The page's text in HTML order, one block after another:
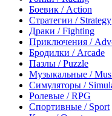
Боевик / Action
Стратегии / Strategy
Драки / Fighting
Приключения /
Бродилки / Arcade
Пазлы / Puzzle
Музыкальные /
Симуляторы /
Ролевые / RPG
Спортивные / Sport